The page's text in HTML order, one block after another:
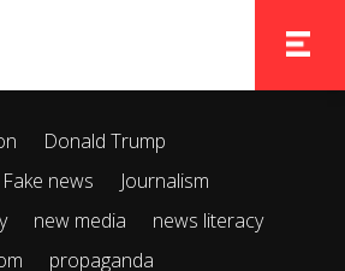
what you’re looking for. Perhaps
Donald Trump
Fake news
Journalism
new media
news literacy
propaganda